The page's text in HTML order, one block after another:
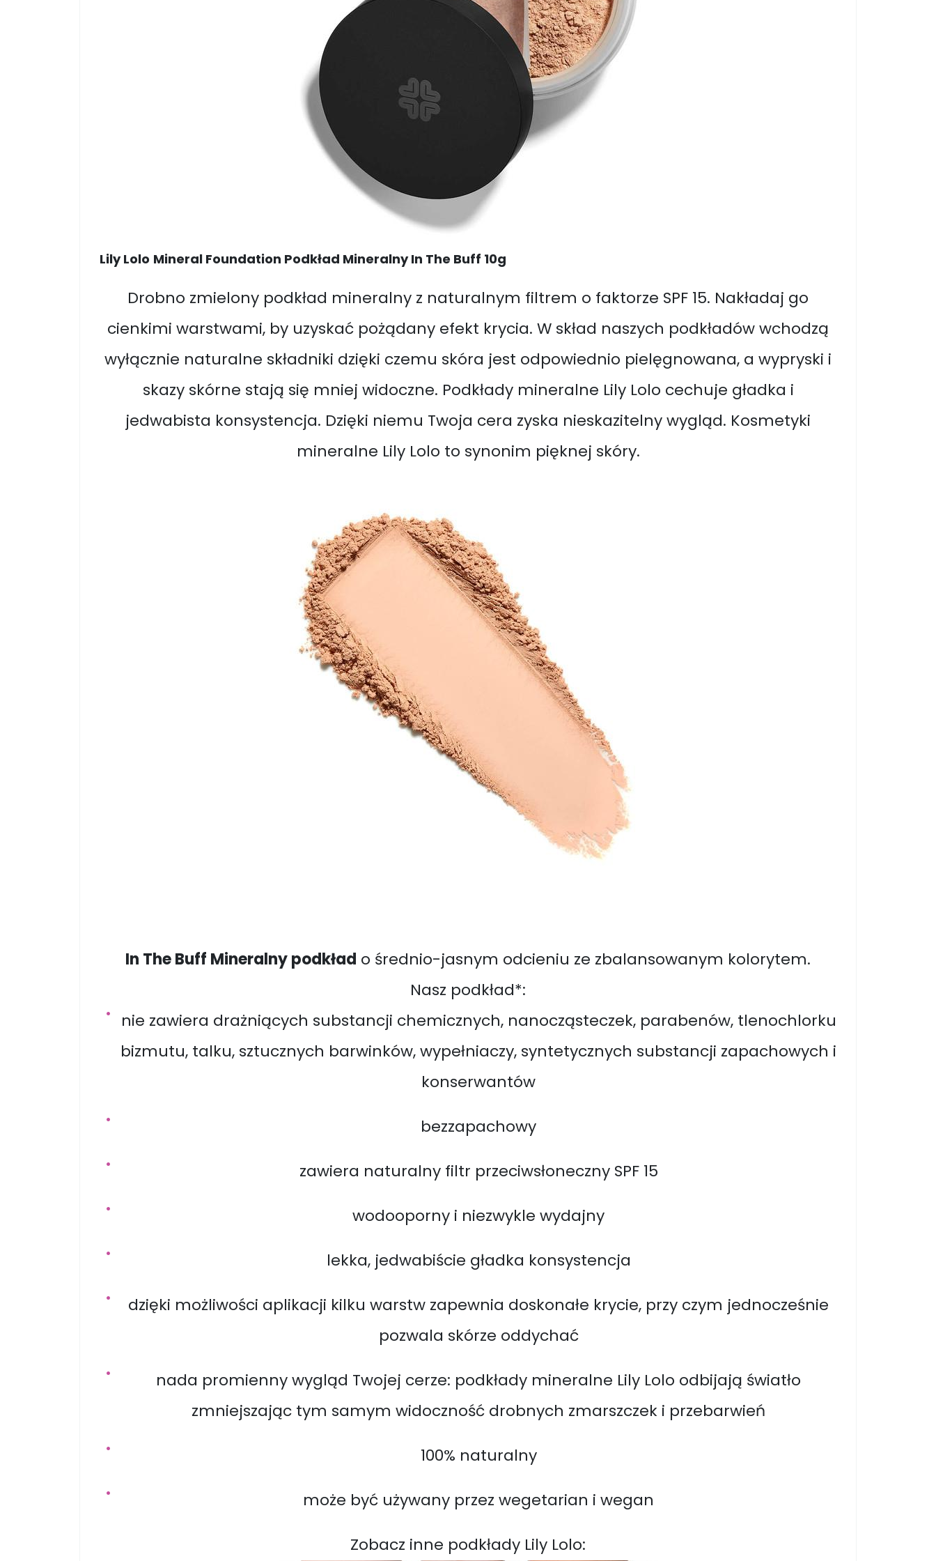
Lily Lolo Mineral Foundation Podkład Mineralny In The Buff 10g
Drobno zmielony podkład mineralny z naturalnym filtrem o faktorze SPF 15. Nakładaj go
cienkimi warstwami, by uzyskać pożądany efekt krycia. W skład naszych podkładów wchodzą
wyłącznie naturalne składniki dzięki czemu skóra jest odpowiednio pielęgnowana, a wypryski i
skazy skórne stają się mniej widoczne. Podkłady mineralne Lily Lolo cechuje gładka i
jedwabista konsystencja. Dzięki niemu Twoja cera zyska nieskazitelny wygląd. Kosmetyki
mineralne Lily Lolo to synonim pięknej skóry.
In The Buff Mineralny podkład o średnio-jasnym odcieniu ze zbalansowanym kolorytem.
Nasz podkład*:
nie zawiera drażniących substancji chemicznych, nanocząsteczek, parabenów, tlenochlorku
bizmutu, talku, sztucznych barwinków, wypełniaczy, syntetycznych substancji zapachowych i
konserwantów
bezzapachowy
zawiera naturalny filtr przeciwsłoneczny SPF 15
wodooporny i niezwykle wydajny
lekka, jedwabiście gładka konsystencja
dzięki możliwości aplikacji kilku warstw zapewnia doskonałe krycie, przy czym jednocześnie
pozwala skórze oddychać
nada promienny wygląd Twojej cerze: podkłady mineralne Lily Lolo odbijają światło
zmniejszając tym samym widoczność drobnych zmarszczek i przebarwień
100% naturalny
może być używany przez wegetarian i wegan
Zobacz inne podkłady Lily Lolo: